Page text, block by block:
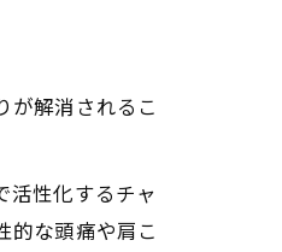
が解消されるこ
活性化するチャ
的な頭痛や肩こ